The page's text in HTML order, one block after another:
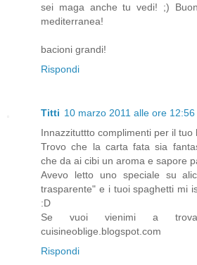
sei maga anche tu vedi! ;)
mediterranea!
bacioni grandi!
Rispondi
Titti 10 marzo 2011 alle ore 12:56
Innazzituttto complimenti per il tuo
Trovo che la carta fata sia
che da ai cibi un aroma e sapore
Avevo letto uno speciale su
trasparente" e i tuoi spaghetti mi
:D
Se vuoi vienimi a
cuisineoblige.blogspot.com
Rispondi